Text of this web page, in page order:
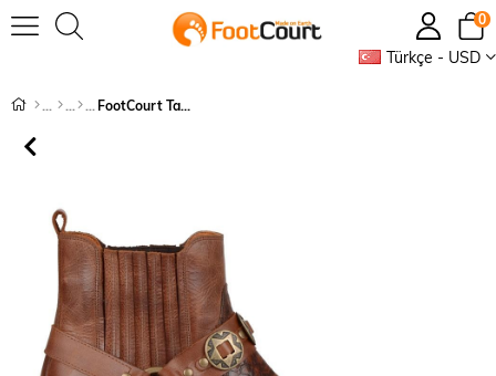
Türkçe - USD
0
FootCourt Taba Western Erkek Kovboy Botu